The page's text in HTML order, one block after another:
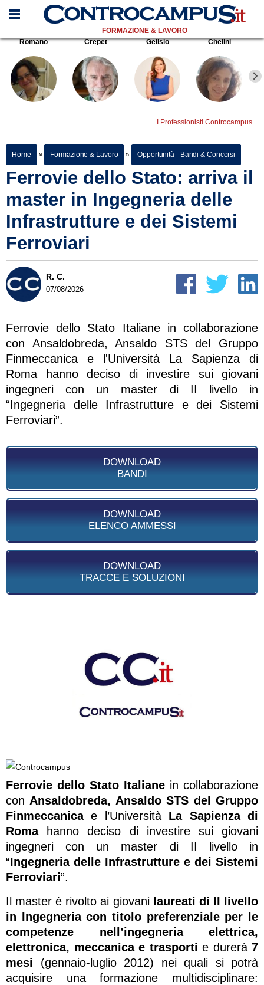
FORMAZIONE & LAVORO
Romano
Crepet Gelisio Chelini
I Professionisti Controcampus
Home » Formazione & Lavoro » Opportunità - Bandi & Concorsi
Ferrovie dello Stato: arriva il
master in Ingegneria delle
Infrastrutture e dei Sistemi
Ferroviari
R. C.
07/08/2026
Ferrovie dello Stato Italiane in collaborazione
con Ansaldobreda, Ansaldo STS del Gruppo
Finmeccanica e l'Università La Sapienza di
Roma hanno deciso di investire sui giovani
ingegneri con un master di II livello in
“Ingegneria delle Infrastrutture e dei Sistemi
Ferroviari”.
DOWNLOAD
BANDI
DOWNLOAD
ELENCO AMMESSI
DOWNLOAD
TRACCE E SOLUZIONI
Ferrovie dello Stato Italiane in collaborazione
con Ansaldobreda, Ansaldo STS del Gruppo
Finmeccanicae l’Università La Sapienza di
Romahanno deciso di investire sui giovani
ingegneri con un master di II livello in
“Ingegneria delle Infrastrutture e dei Sistemi
Ferroviari”.
Il master è rivolto ai giovani laureati di II livello
in Ingegneria con titolo preferenziale per le
competenze nell’ingegneria elettrica,
elettronica, meccanica e trasporti e durerà 7
mesi (gennaio-luglio 2012) nei quali si potrà
acquisire una formazione multidisciplinare: